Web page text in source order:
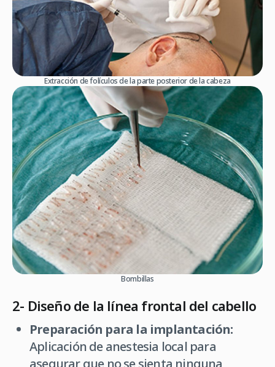
Extracción de folículos de la parte posterior de la cabeza
Bombillas
2- Diseño de la línea frontal del cabello
Preparación para la implantación:
Aplicación de anestesia local para
asegurar que no se sienta ninguna